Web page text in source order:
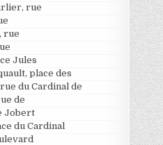
rue
rue
Jules
place des
du Cardinal de
de
Jobert
du Cardinal